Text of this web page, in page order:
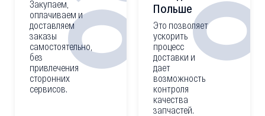
Закупаем,
оплачиваем и
доставляем
заказы
самостоятельно,
без
привлечения
сторонних
сервисов.
Польше
Это позволяет
ускорить
процесс
доставки и
дает
возможность
контроля
качества
запчастей.